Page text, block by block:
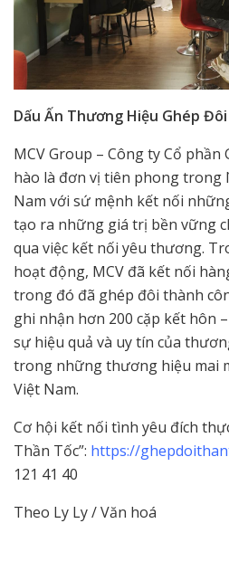
Dấu Ấn Thương Hiệu Ghép
MCV Group – Công ty Cổ
hào là đơn vị tiên phong trong
Nam với sứ mệnh kết nối
tạo ra những giá trị bền vững
qua việc kết nối yêu thương.
hoạt động, MCV đã kết nối
trong đó đã ghép đôi thành
ghi nhận hơn 200 cặp kết hôn
sự hiệu quả và uy tín của
trong những thương hiệu mai
Việt Nam.
Cơ hội kết nối tình yêu đích
Thần Tốc”: https://
121 41 40
Theo Ly Ly / Văn hoá